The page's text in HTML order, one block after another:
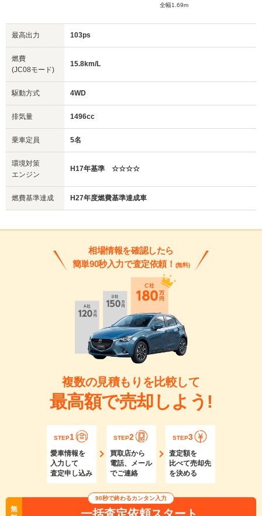
全幅1.69m
最高出力 103ps
燃費
(JC08モード)
15.8km/L
駆動方式 4WD
排気量 1496cc
乗車定員 5名
環境対策
エンジン
H17年基準 ☆☆☆☆
燃費基準達成 H27年度燃費基準達成車
相場情報を確認したら
簡単90秒入力で査定依頼！ (無料)
複数の見積もりを比較して
最高額で売却しよう!
STEP1
愛車情報を
入力して
査定申し込み
STEP2
買取店から
電話、メール
でご連絡
STEP3
査定額を
比べて売却先
を決める
無
90秒で終わるカンタン入力